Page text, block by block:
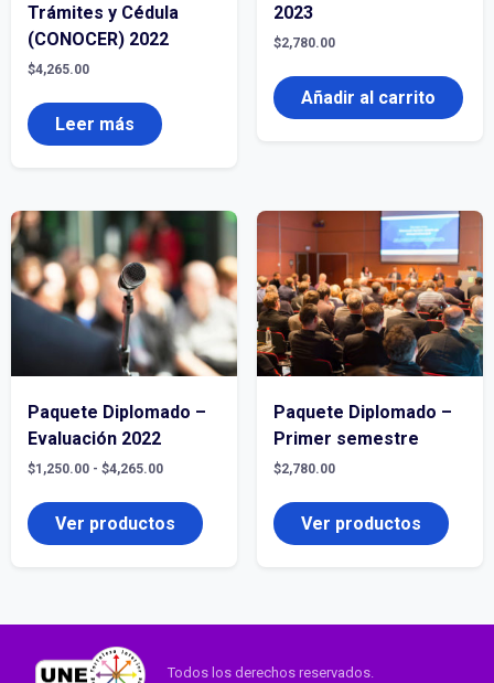
Trámites y Cédula
(CONOCER) 2022
$4,265.00
Leer más
2023
$2,780.00
Añadir al carrito
Paquete Diplomado –
Evaluación 2022
$1,250.00 - $4,265.00Rango
precios:
desde
$1,250.00
hasta
Ver productos
Paquete Diplomado –
Primer semestre
$2,780.00
Ver productos
Todos los derechos reservados.